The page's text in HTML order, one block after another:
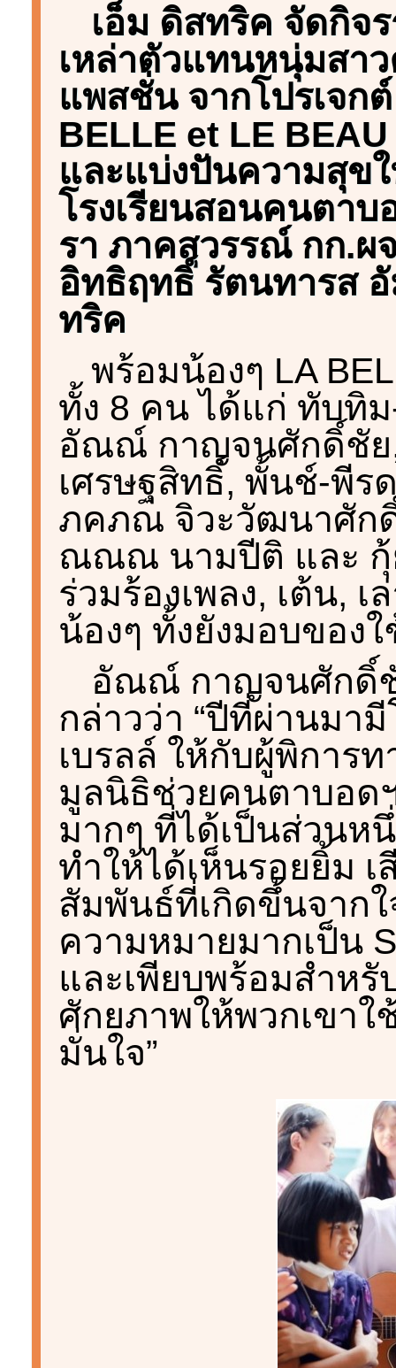
เอ็ม ดิสทริค จัดกิจ
เหล่าตัวแทนหนุ่มสา
แพสชั่น จากโปรเจก
BELLE et LE
และแบ่งปันความสุข
โรงเรียนสอนคนตาบ
รา ภาคสุวรรณ์ กก.ผ
อิทธิฤทธิ์ รัตนทารส
ทริค
พร้อมน้องๆ LA
ทั้ง 8 คน ได้แก่ ทับทิม
อัณณ์ กาญจนศักดิ์ชัย
เศรษฐสิทธิ์, พั้นช์-พีร
ภคภณ จิวะวัฒนาศัก
ณณณ นามปีติ และ กุ้
ร่วมร้องเพลง, เต้น,
น้องๆ ทั้งยังมอบของ
อัณณ์ กาญจนศักดิ์ชั
กล่าวว่า “ปีที่ผ่านมา
เบรลล์ ให้กับผู้พิการ
มูลนิธิช่วยคนตาบอด
มากๆ ที่ได้เป็นส่วนห
ทำให้ได้เห็นรอยยิ้ม เ
สัมพันธ์ที่เกิดขึ้นจาก
ความหมายมากเป็น
และเพียบพร้อมสำหรั
ศักยภาพให้พวกเขาใ
มั่นใจ”